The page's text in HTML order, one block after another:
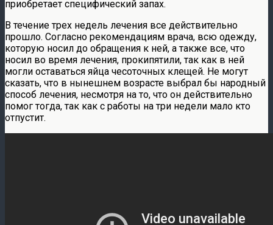
приобретает специфический запах.
В течение трех недель лечения все действительно
прошло. Согласно рекомендациям врача, всю одежду,
которую носил до обращения к ней, а также все, что
носил во время лечения, прокипятили, так как в ней
могли оставаться яйца чесоточных клещей. Не могут
сказать, что в нынешнем возрасте выбрал бы народный
способ лечения, несмотря на то, что он действительно
помог тогда, так как с работы на три недели мало кто
отпустит.